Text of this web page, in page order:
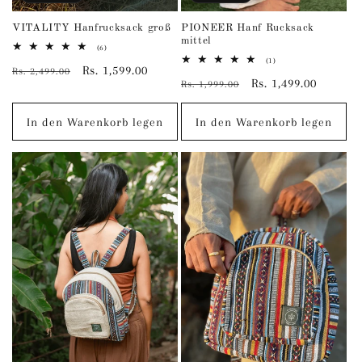
VITALITY Hanfrucksack groß
(6)6
insgesamt
Normaler
Rs. 2,499.00 Verkaufspreis
Rs. 1,599.00
In den Warenkorb legen
PIONEER Hanf Rucksack
mittel
(1)1
insgesamt
Normaler
Preis
Rs. 1,999.00 Verkaufspreis
Rs. 1,499.00
In den Warenkorb legen